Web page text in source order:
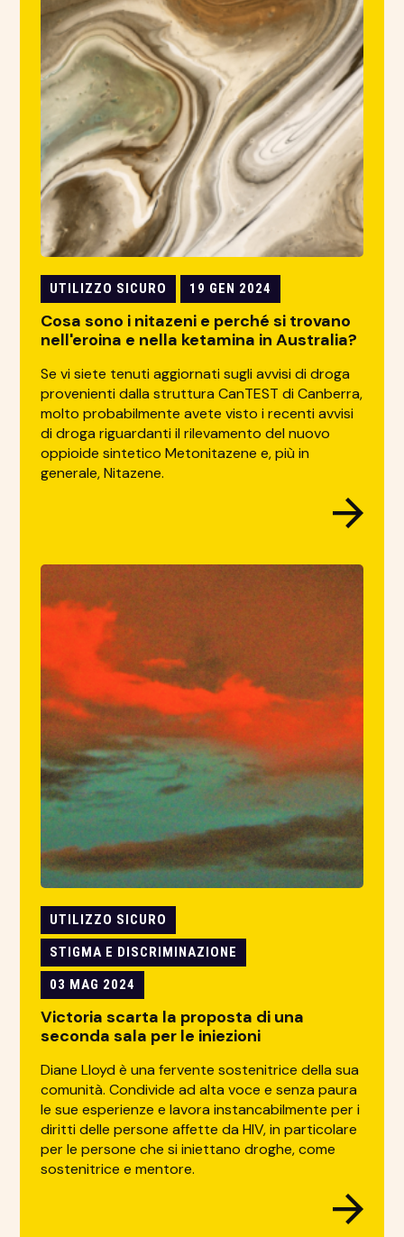
UTILIZZO SICURO 19 GEN 2024
Cosa sono i nitazeni e perché si trovano
nell'eroina e nella ketamina in Australia?
Se vi siete tenuti aggiornati sugli avvisi di droga
provenienti dalla struttura CanTEST di Canberra,
molto probabilmente avete visto i recenti avvisi
di droga riguardanti il rilevamento del nuovo
oppioide sintetico Metonitazene e, più in
generale, Nitazene.
UTILIZZO SICURO
STIGMA E DISCRIMINAZIONE
03 MAG 2024
Victoria scarta la proposta di una
seconda sala per le iniezioni
Diane Lloyd è una fervente sostenitrice della sua
comunità. Condivide ad alta voce e senza paura
le sue esperienze e lavora instancabilmente per i
diritti delle persone affette da HIV, in particolare
per le persone che si iniettano droghe, come
sostenitrice e mentore.